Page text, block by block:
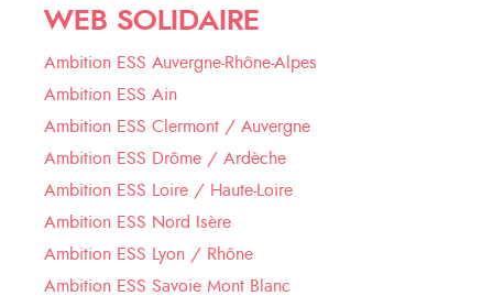
WEB SOLIDAIRE
Ambition ESS Auvergne-Rhône-Alpes
Ambition ESS Ain
Ambition ESS Clermont / Auvergne
Ambition ESS Drôme / Ardèche
Ambition ESS Loire / Haute-Loire
Ambition ESS Nord Isère
Ambition ESS Lyon / Rhône
Ambition ESS Savoie Mont Blanc